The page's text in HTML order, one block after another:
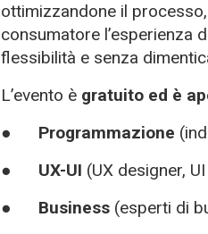
ottimizzandone il
consumatore l’esperienza
flessibilità e senza
L’evento è gratuito ed è
●
Programmazione
●
UX-UI (UX designer,
●
Business (esperti di